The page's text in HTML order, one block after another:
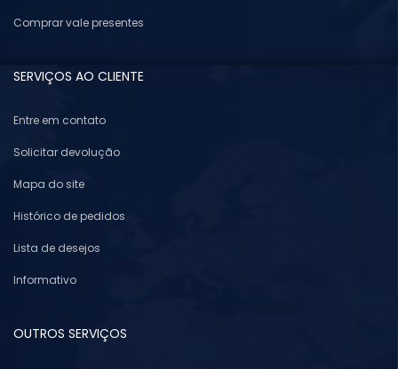
Comprar vale presentes
SERVIÇOS AO CLIENTE
Entre em contato
Solicitar devolução
Mapa do site
Histórico de pedidos
Lista de desejos
Informativo
OUTROS SERVIÇOS